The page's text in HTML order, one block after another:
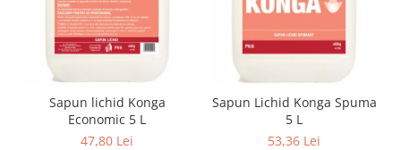
Sapun lichid Konga
Economic 5 L
47,80 Lei
Sapun Lichid Konga Spuma
5 L
53,36 Lei